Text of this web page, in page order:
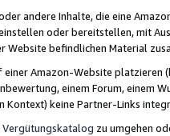
andere Inhalte, die eine
oder bereitstellen, mit
Website befindlichen Material
einer Amazon-Website
einem Forum, einem
keine Partner-Links
Vergütungskatalog zu umgehen